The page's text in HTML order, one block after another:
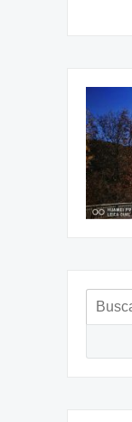
Buscar: